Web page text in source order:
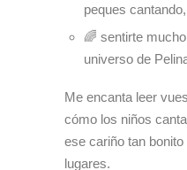
peques cantando,
🌈 sentirte
universo de
Me encanta leer
cómo los niños
ese cariño tan
lugares.